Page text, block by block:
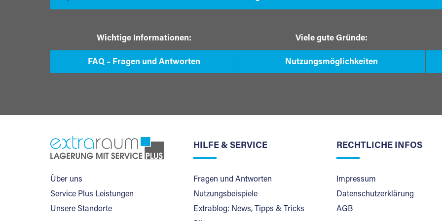
Wichtige Informationen:
FAQ – Fragen und Antworten
Viele gute Gründe:
Nutzungsmöglichkeiten
Über uns
Service Plus Leistungen
Unsere Standorte
HILFE & SERVICE
Fragen und Antworten
Nutzungsbeispiele
Extrablog: News, Tipps & Tricks
RECHTLICHE INFOS
Impressum
Datenschutzerklärung
AGB